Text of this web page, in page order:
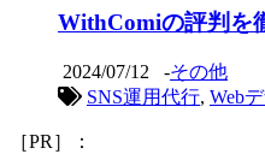
WithComiの評判を
2024/07/12 -その他
SNS運用代行, Web
［PR］：